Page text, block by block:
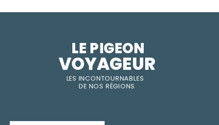
LES INCONTOURNABLES
DE NOS RÉGIONS
LE PIGEON
VOYAGEUR